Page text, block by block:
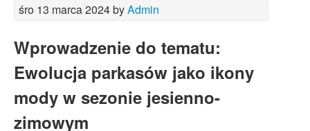
śro 13 marca 2024 byAdmin
Wprowadzenie do tematu:
Ewolucja parkasów jako ikony
mody w sezonie jesienno-
zimowym